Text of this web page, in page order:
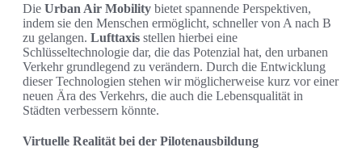
Die Urban Air Mobility bietet spannende Perspektiven,
indem sie den Menschen ermöglicht, schneller von A nach B
zu gelangen. Lufttaxis stellen hierbei eine
Schlüsseltechnologie dar, die das Potenzial hat, den urbanen
Verkehr grundlegend zu verändern. Durch die Entwicklung
dieser Technologien stehen wir möglicherweise kurz vor einer
neuen Ära des Verkehrs, die auch die Lebensqualität in
Städten verbessern könnte.
Virtuelle Realität bei der Pilotenausbildung